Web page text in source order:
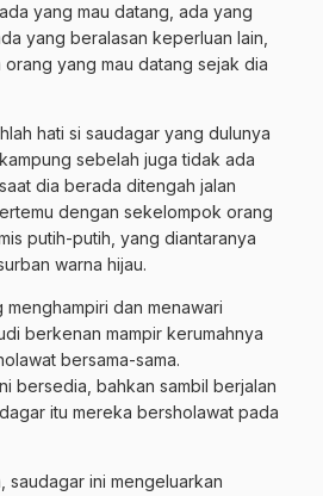
yang mau datang, ada yang
yang beralasan keperluan lain,
yang mau datang sejak dia
hati si saudagar yang dulunya
sebelah juga tidak ada
dia berada ditengah jalan
dengan sekelompok orang
putih-putih, yang diantaranya
warna hijau.
dan menawari
berkenan mampir kerumahnya
bersama-sama.
bersedia, bahkan sambil berjalan
itu mereka bersholawat pada
saudagar ini mengeluarkan